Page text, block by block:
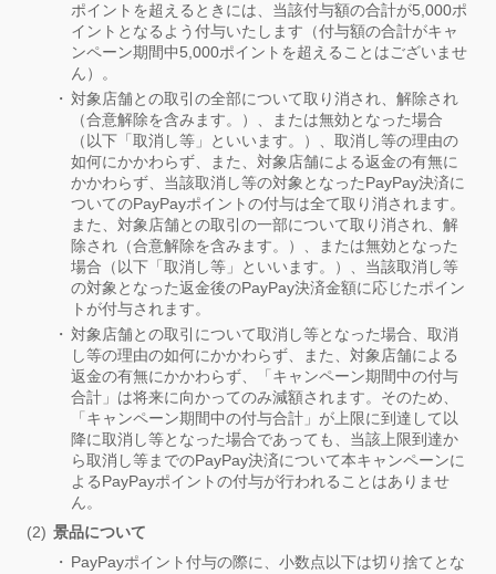
ポイントを超えるときには、当該付与額の合計が5,000ポ
イントとなるよう付与いたします（付与額の合計がキャ
ンペーン期間中5,000ポイントを超えることはございませ
ん）。
対象店舗との取引の全部について取り消され、解除され
（合意解除を含みます。）、または無効となった場合
（以下「取消し等」といいます。）、取消し等の理由の
如何にかかわらず、また、対象店舗による返金の有無に
かかわらず、当該取消し等の対象となったPayPay決済に
ついてのPayPayポイントの付与は全て取り消されます。
また、対象店舗との取引の一部について取り消され、解
除され（合意解除を含みます。）、または無効となった
場合（以下「取消し等」といいます。）、当該取消し等
の対象となった返金後のPayPay決済金額に応じたポイン
トが付与されます。
対象店舗との取引について取消し等となった場合、取消
し等の理由の如何にかかわらず、また、対象店舗による
返金の有無にかかわらず、「キャンペーン期間中の付与
合計」は将来に向かってのみ減額されます。そのため、
「キャンペーン期間中の付与合計」が上限に到達して以
降に取消し等となった場合であっても、当該上限到達か
ら取消し等までのPayPay決済について本キャンペーンに
よるPayPayポイントの付与が行われることはありませ
ん。
景品について
PayPayポイント付与の際に、小数点以下は切り捨てとな